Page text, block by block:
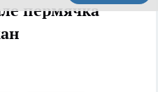
пермячка